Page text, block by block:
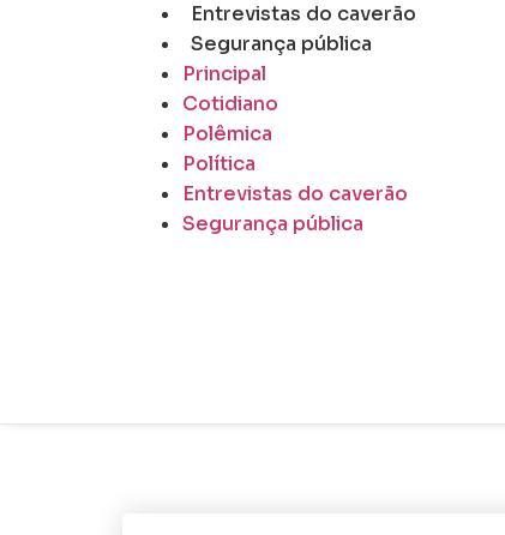
Entrevistas do caverão
Segurança pública
Principal
Cotidiano
Polêmica
Política
Entrevistas do caverão
Segurança pública